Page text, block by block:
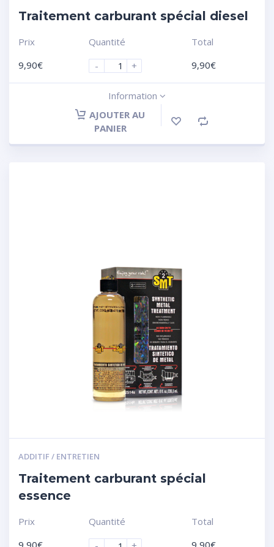
Traitement carburant spécial diesel
Prix
9,90€
Quantité
-
+
Total
9,90€
Information
AJOUTER AU
PANIER
ADDITIF / ENTRETIEN
Traitement carburant spécial
essence
Prix
Quantité
Total